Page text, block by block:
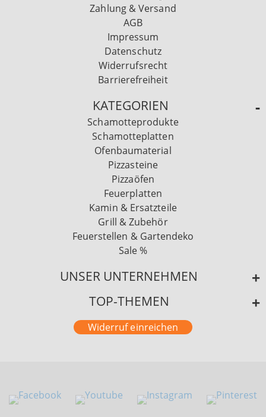
Zahlung & Versand
AGB
Impressum
Datenschutz
Widerrufsrecht
Barrierefreiheit
KATEGORIEN
Schamotteprodukte
Schamotteplatten
Ofenbaumaterial
Pizzasteine
Pizzaöfen
Feuerplatten
Kamin & Ersatzteile
Grill & Zubehör
Feuerstellen & Gartendeko
Sale %
UNSER UNTERNEHMEN
TOP-THEMEN
Widerruf einreichen